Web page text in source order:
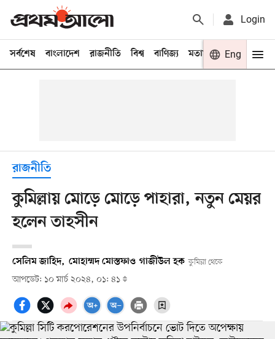
Login
সর্বশেষ বাংলাদেশ রাজনীতি বিশ্ব বাণিজ্য মতামত খেলা
Eng
রাজনীতি
কুমিল্লায় মোড়ে মোড়ে পাহারা, নতুন মেয়র
হলেন তাহসীন
সেলিম জাহিদ, মোহাম্মদ মোস্তফাও গাজীউল হক কুমিল্লা থেকে
আপডেট: ১০ মার্চ ২০২৪, ০১: ৪১